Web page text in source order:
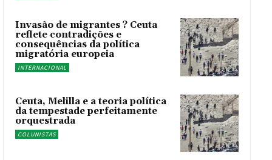
Invasão de migrantes ? Ceuta
reflete contradições e
consequências da política
migratória europeia
INTERNACIONAL
Ceuta, Melilla e a teoria política
da tempestade perfeitamente
orquestrada
COLUNISTAS